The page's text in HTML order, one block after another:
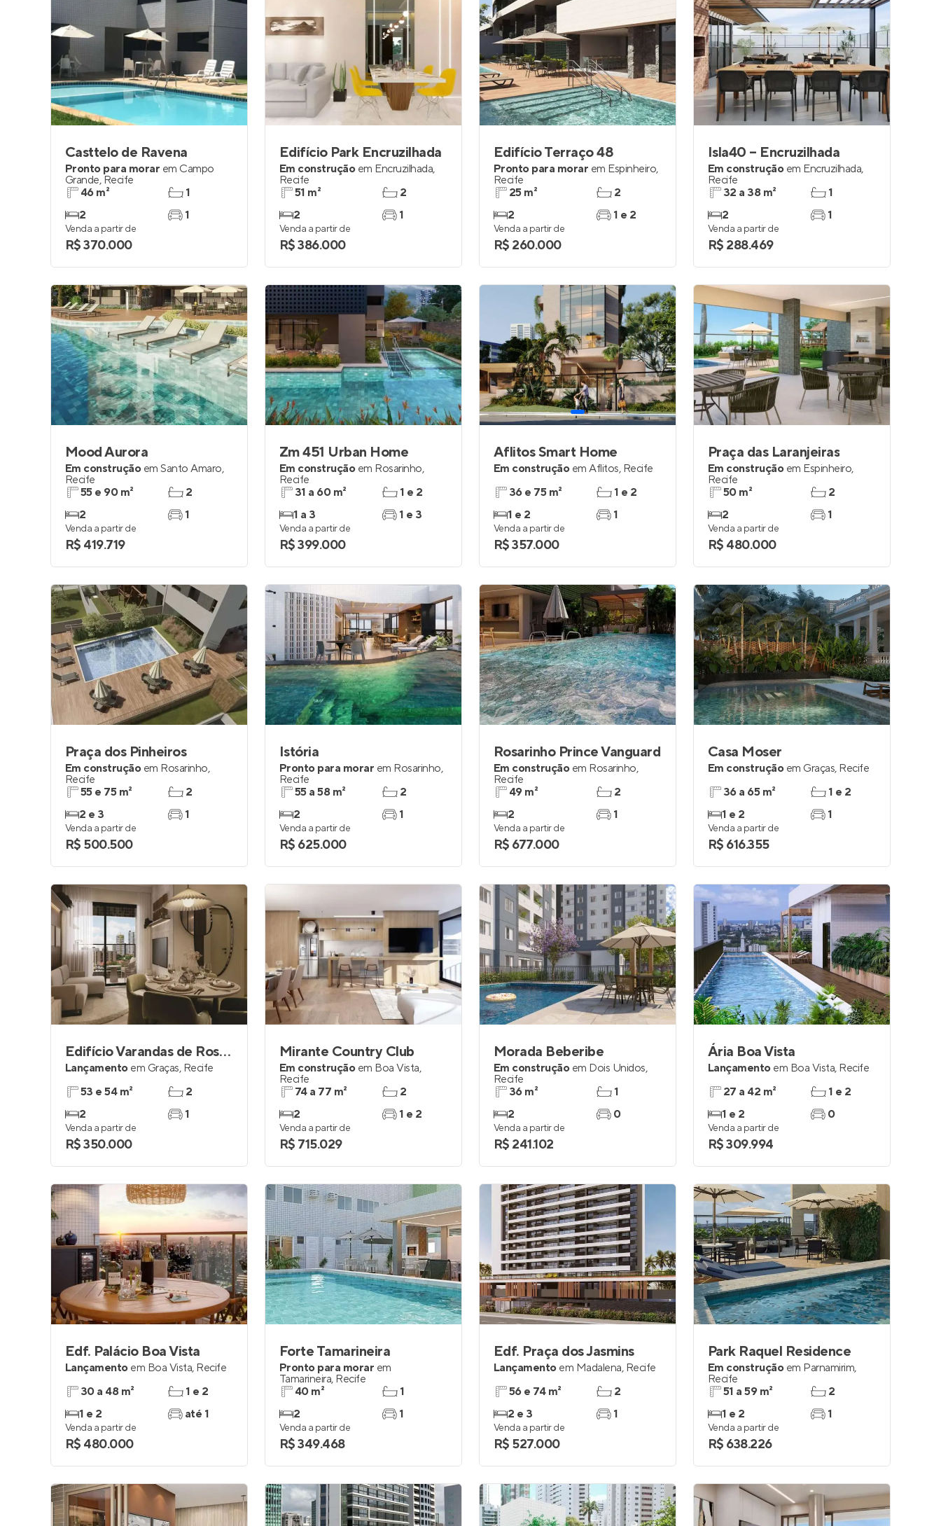
Casttelo de Ravena
Pronto para morar em Campo
Grande, Recife
46 m²
2
1
1
Venda a partir de
R$ 370.000
Edifício Park Encruzilhada
Em construção em Encruzilhada,
Recife
51 m²
2
2
1
Venda a partir de
R$ 386.000
Edifício Terraço 48
Pronto para morar em Espinheiro,
Recife
25 m²
2
2
1 e 2
Venda a partir de
R$ 260.000
Isla40 – Encruzilhada
Em construção em Encruzilhada,
Recife
32 a 38 m²
2
1
1
Venda a partir de
R$ 288.469
Mood Aurora
Em construção em Santo Amaro,
Recife
55 e 90 m²
2
2
1
Venda a partir de
R$ 419.719
Zm 451 Urban Home
Em construção em Rosarinho,
Recife
31 a 60 m²
1 a 3
1 e 2
1 e 3
Venda a partir de
R$ 399.000
Aflitos Smart Home
Em construção em Aflitos, Recife
36 e 75 m²
1 e 2
1 e 2
1
Venda a partir de
R$ 357.000
Praça das Laranjeiras
Em construção em Espinheiro,
Recife
50 m²
2
2
1
Venda a partir de
R$ 480.000
Praça dos Pinheiros
Em construção em Rosarinho,
Recife
55 e 75 m²
2 e 3
2
1
Venda a partir de
R$ 500.500
Istória
Pronto para morar em Rosarinho,
Recife
55 a 58 m²
2
2
1
Venda a partir de
R$ 625.000
Rosarinho Prince Vanguard
Em construção em Rosarinho,
Recife
49 m²
2
2
1
Venda a partir de
R$ 677.000
Casa Moser
Em construção em Graças, Recife
36 a 65 m²
1 e 2
1 e 2
1
Venda a partir de
R$ 616.355
Edifício Varandas de Rosa e Silva
Lançamento em Graças, Recife
53 e 54 m²
2
2
1
Venda a partir de
R$ 350.000
Mirante Country Club
Em construção em Boa Vista,
Recife
74 a 77 m²
2
2
1 e 2
Venda a partir de
R$ 715.029
Morada Beberibe
Em construção em Dois Unidos,
Recife
36 m²
2
1
0
Venda a partir de
R$ 241.102
Ária Boa Vista
Lançamento em Boa Vista, Recife
27 a 42 m²
1 e 2
1 e 2
0
Venda a partir de
R$ 309.994
Edf. Palácio Boa Vista
Lançamento em Boa Vista, Recife
30 a 48 m²
1 e 2
1 e 2
até 1
Venda a partir de
R$ 480.000
Forte Tamarineira
Pronto para morar em
Tamarineira, Recife
40 m²
2
1
1
Venda a partir de
R$ 349.468
Edf. Praça dos Jasmins
Lançamento em Madalena, Recife
56 e 74 m²
2 e 3
2
1
Venda a partir de
R$ 527.000
Park Raquel Residence
Em construção em Parnamirim,
Recife
51 a 59 m²
1 e 2
2
1
Venda a partir de
R$ 638.226